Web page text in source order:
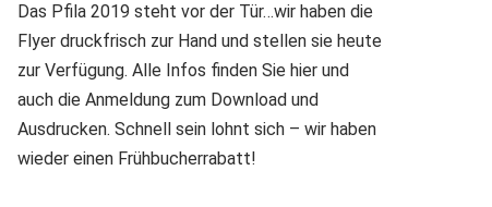
Das Pfila 2019 steht vor der Tür…wir haben die
Flyer druckfrisch zur Hand und stellen sie heute
zur Verfügung. Alle Infos finden Sie hier und
auch die Anmeldung zum Download und
Ausdrucken. Schnell sein lohnt sich – wir haben
wieder einen Frühbucherrabatt!